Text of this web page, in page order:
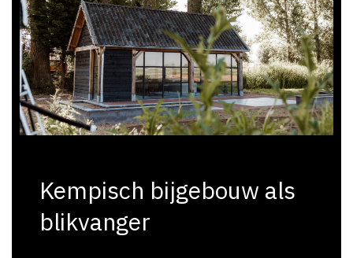
Kempisch bijgebouw als
blikvanger